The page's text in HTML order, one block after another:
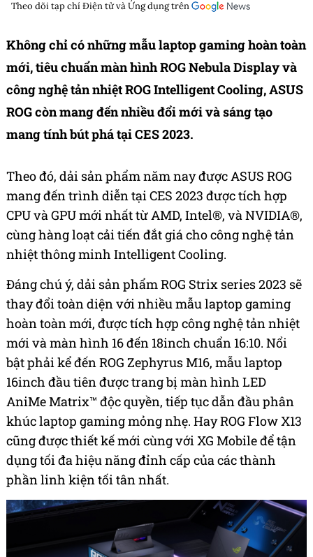
Theo dõi tạp chíĐiện tử và Ứng dụngtrên
Không chỉ có những mẫu laptop gaming hoàn toàn
mới, tiêu chuẩn màn hình ROG Nebula Display và
công nghệ tản nhiệt ROG Intelligent Cooling, ASUS
ROG còn mang đến nhiều đổi mới và sáng tạo
mang tính bút phá tại CES 2023.
Theo đó, dải sản phẩm năm nay được ASUS ROG
mang đến trình diễn tại CES 2023 được tích hợp
CPU và GPU mới nhất từ AMD, Intel®, và NVIDIA®,
cùng hàng loạt cải tiến đắt giá cho công nghệ tản
nhiệt thông minh Intelligent Cooling.
Đáng chú ý, dải sản phẩm ROG Strix series 2023 sẽ
thay đổi toàn diện với nhiều mẫu laptop gaming
hoàn toàn mới, được tích hợp công nghệ tản nhiệt
mới và màn hình 16 đến 18inch chuẩn 16:10. Nổi
bật phải kể đến ROG Zephyrus M16, mẫu laptop
16inch đầu tiên được trang bị màn hình LED
AniMe Matrix™ độc quyền, tiếp tục dẫn đầu phân
khúc laptop gaming mỏng nhẹ. Hay ROG Flow X13
cũng được thiết kế mới cùng với XG Mobile để tận
dụng tối đa hiệu năng đỉnh cấp của các thành
phần linh kiện tối tân nhất.